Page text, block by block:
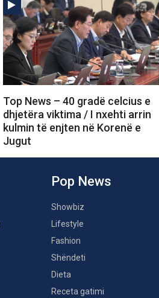
Top News – 40 gradë celcius e
dhjetëra viktima / I nxehti arrin
kulmin të enjten në Korenë e
Jugut
Pop News
Showbiz
Lifestyle
Fashion
Shëndeti
Dieta
Receta gatimi